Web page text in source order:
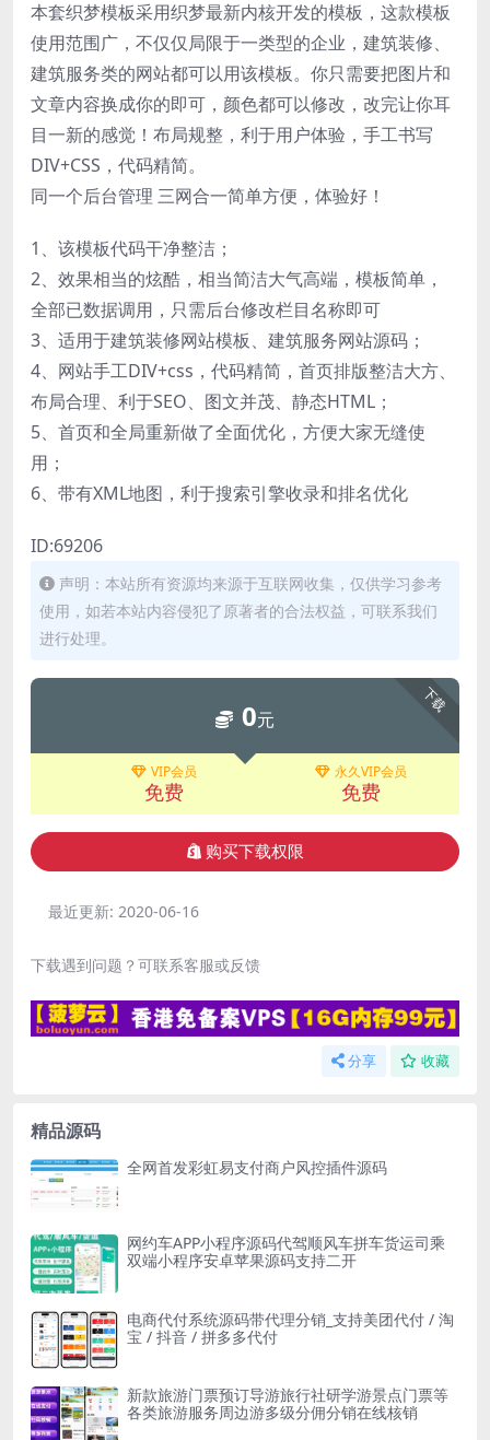
本套织梦模板采用织梦最新内核开发的模板，这款模板
使用范围广，不仅仅局限于一类型的企业，建筑装修、
建筑服务类的网站都可以用该模板。你只需要把图片和
文章内容换成你的即可，颜色都可以修改，改完让你耳
目一新的感觉！布局规整，利于用户体验，手工书写
DIV+CSS，代码精简。
同一个后台管理 三网合一简单方便，体验好！
1、该模板代码干净整洁；
2、效果相当的炫酷，相当简洁大气高端，模板简单，
全部已数据调用，只需后台修改栏目名称即可
3、适用于建筑装修网站模板、建筑服务网站源码；
4、网站手工DIV+css，代码精简，首页排版整洁大方、
布局合理、利于SEO、图文并茂、静态HTML；
5、首页和全局重新做了全面优化，方便大家无缝使
用；
6、带有XML地图，利于搜索引擎收录和排名优化
ID:69206
声明：本站所有资源均来源于互联网收集，仅供学习参考
使用，如若本站内容侵犯了原著者的合法权益，可联系我们
进行处理。
下载
0元
VIP会员
免费
永久VIP会员
免费
购买下载权限
最近更新: 2020-06-16
下载遇到问题？可联系客服或反馈
分享 收藏
精品源码
全网首发彩虹易支付商户风控插件源码
网约车APP小程序源码代驾顺风车拼车货运司乘
双端小程序安卓苹果源码支持二开
电商代付系统源码带代理分销_支持美团代付 / 淘
宝 / 抖音 / 拼多多代付
新款旅游门票预订导游旅行社研学游景点门票等
各类旅游服务周边游多级分佣分销在线核销